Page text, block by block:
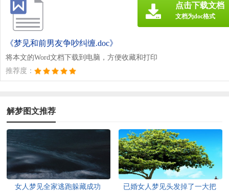
《梦见和前男友争吵纠缠.doc》
将本文的Word文档下载到电脑，方便收藏和打印
推荐度：
点击下载文档
文档为doc格式
解梦图文推荐
女人梦见全家逃跑躲藏成功 已婚女人梦见头发掉了一大把